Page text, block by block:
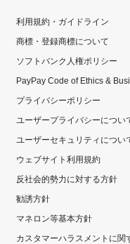
利用規約・ガイドライン
商標・登録商標について
ソフトバンク人権ポリシー
PayPay Code of Ethics &
プライバシーポリシー
ユーザープライバシーについ
ユーザーセキュリティについ
ウェブサイト利用規約
反社会的勢力に対する方針
勧誘方針
マネロン等基本方針
カスタマーハラスメントに関